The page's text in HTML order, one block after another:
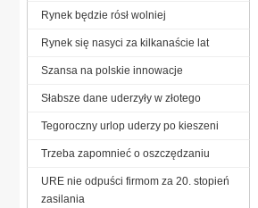
Rynek będzie rósł wolniej
Rynek się nasyci za kilkanaście lat
Szansa na polskie innowacje
Słabsze dane uderzyły w złotego
Tegoroczny urlop uderzy po kieszeni
Trzeba zapomnieć o oszczędzaniu
URE nie odpuści firmom za 20. stopień
zasilania